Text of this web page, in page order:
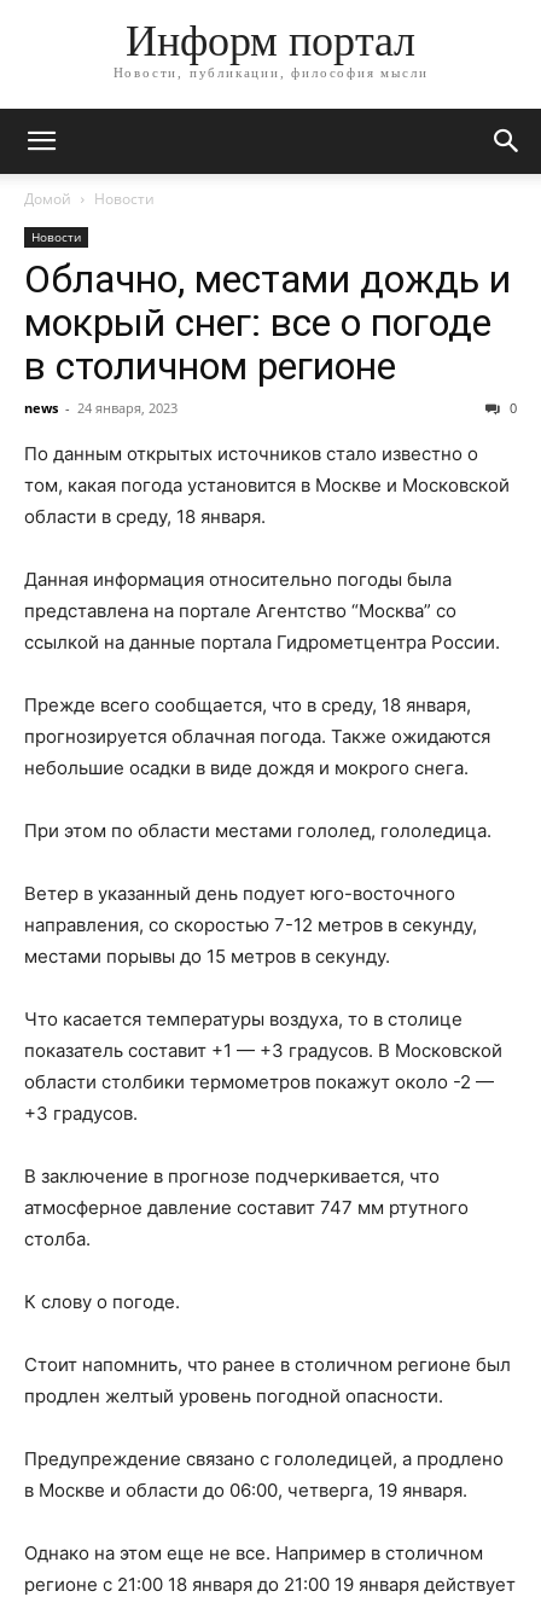
Информ портал
Новости, публикации, философия мысли
Домой Новости
Новости
Облачно, местами дождь и
мокрый снег: все о погоде
в столичном регионе
news - 24 января, 2023 0
По данным открытых источников стало известно о
том, какая погода установится в Москве и Московской
области в среду, 18 января.
Данная информация относительно погоды была
представлена на портале Агентство “Москва” со
ссылкой на данные портала Гидрометцентра России.
Прежде всего сообщается, что в среду, 18 января,
прогнозируется облачная погода. Также ожидаются
небольшие осадки в виде дождя и мокрого снега.
При этом по области местами гололед, гололедица.
Ветер в указанный день подует юго-восточного
направления, со скоростью 7-12 метров в секунду,
местами порывы до 15 метров в секунду.
Что касается температуры воздуха, то в столице
показатель составит +1 — +3 градусов. В Московской
области столбики термометров покажут около -2 —
+3 градусов.
В заключение в прогнозе подчеркивается, что
атмосферное давление составит 747 мм ртутного
столба.
К слову о погоде.
Стоит напомнить, что ранее в столичном регионе был
продлен желтый уровень погодной опасности.
Предупреждение связано с гололедицей, а продлено
в Москве и области до 06:00, четверга, 19 января.
Однако на этом еще не все. Например в столичном
регионе с 21:00 18 января до 21:00 19 января действует